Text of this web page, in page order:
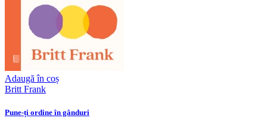
Adaugă în coș
Britt Frank
Pune-ți ordine în gânduri